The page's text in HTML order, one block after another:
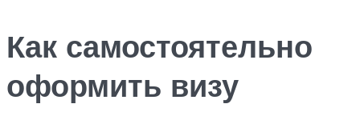
Как самостоятельно
оформить визу